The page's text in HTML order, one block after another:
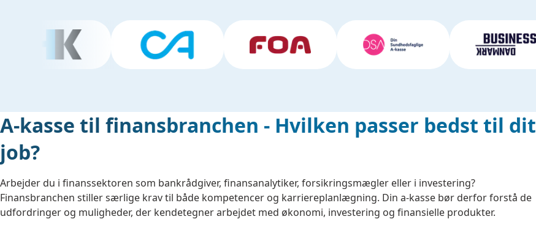
A-kasse til finansbranchen - Hvilken passer bedst til dit
job?
Arbejder du i finanssektoren som bankrådgiver, finansanalytiker, forsikringsmægler eller i investering?
Finansbranchen stiller særlige krav til både kompetencer og karriereplanlægning. Din a-kasse bør derfor forstå de
udfordringer og muligheder, der kendetegner arbejdet med økonomi, investering og finansielle produkter.